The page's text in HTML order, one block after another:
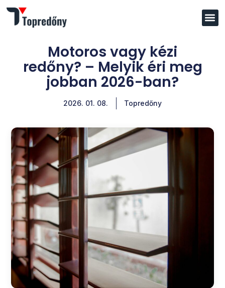
Motoros vagy kézi
redőny? – Melyik éri meg
jobban 2026-ban?
2026. 01. 08. Topredőny